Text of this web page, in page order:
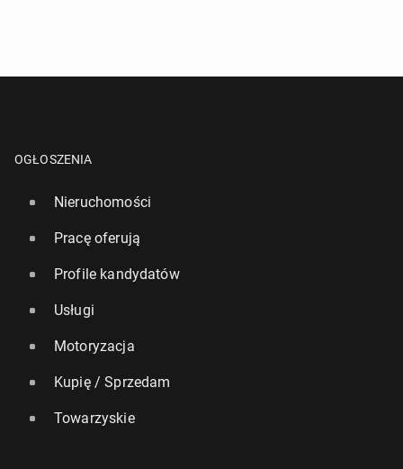
OGŁOSZENIA
Nieruchomości
Pracę oferują
Profile kandydatów
Usługi
Motoryzacja
Kupię / Sprzedam
Towarzyskie